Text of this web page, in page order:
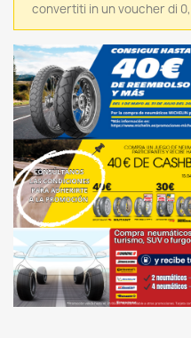
convertiti in un voucher di